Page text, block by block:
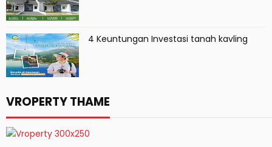
4 Keuntungan Investasi tanah kavling
VROPERTY THAME